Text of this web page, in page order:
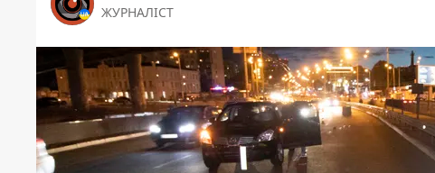
ЖУРНАЛІСТ